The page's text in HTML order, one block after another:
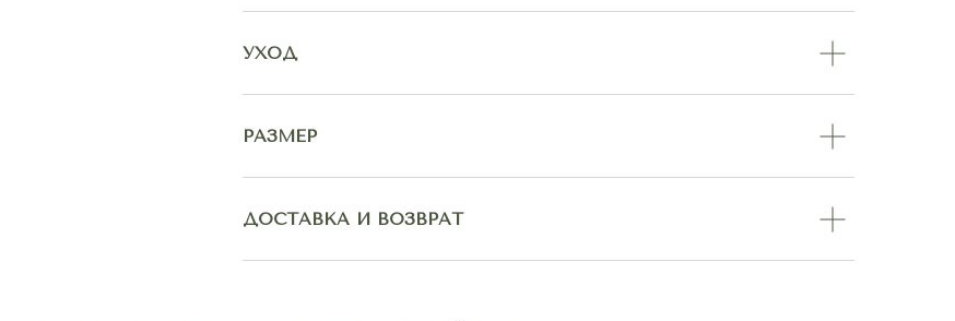
УХОД
РАЗМЕР
ДОСТАВКА И ВОЗВРАТ
КОМПЛЕКТУ МОЖЕТ ПОДОЙТИ: